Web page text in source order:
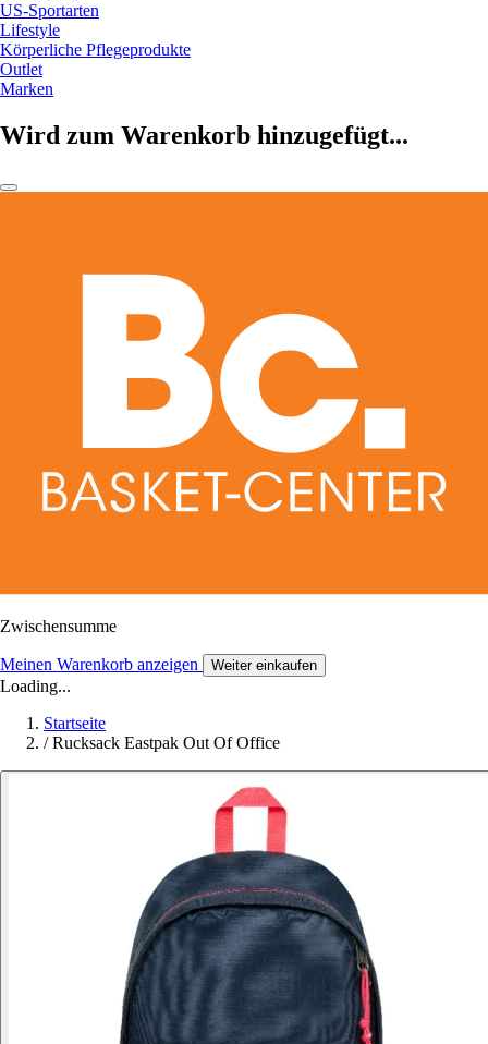
US-Sportarten
Lifestyle
Körperliche Pflegeprodukte
Outlet
Marken
Wird zum Warenkorb hinzugefügt...
Zwischensumme
Meinen Warenkorb anzeigen Weiter einkaufen
Loading...
Startseite
/ Rucksack Eastpak Out Of Office